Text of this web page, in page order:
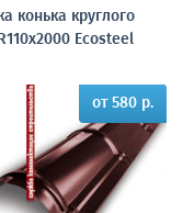
конька круглого
Ecosteel
от 580 р.